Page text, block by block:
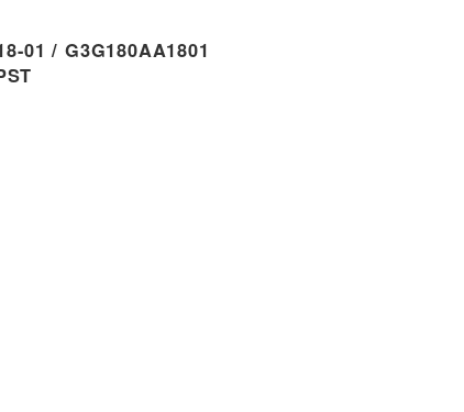
01 / G3G180AA1801